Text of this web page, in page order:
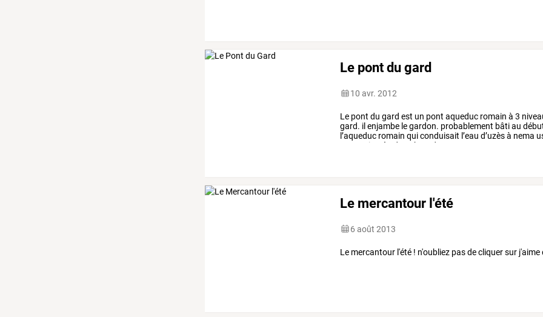
Le pont du gard
10 avr. 2012
Le pont du gard est un pont aqueduc romain à 3
gard. il enjambe legardon. probablement bâtiau
l’aqueduc romain quiconduisait l’eau d’uzèsà nema
mesurait
près de 50kms de
Le mercantour l'été
6 août 2013
Le mercantour l'été ! n'oubliez pas de cliquer sur